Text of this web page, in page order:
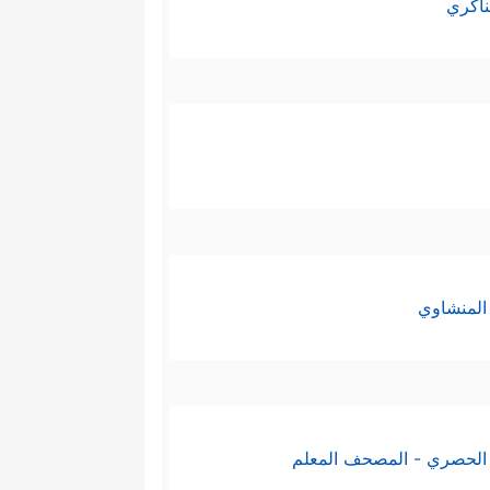
الحصري - المصحف المعلم